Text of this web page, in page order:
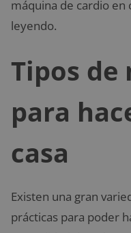
máquina de cardio en
leyendo.
Tipos de
para
casa
Existen una gran
prácticas para poder